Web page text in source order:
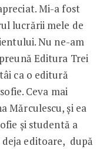
Mi-a fost
lucrării mele de
Nu ne-am
Editura Trei
ca o editură
Ceva mai
Mărculescu, și ea
și studentă a
editoare, după